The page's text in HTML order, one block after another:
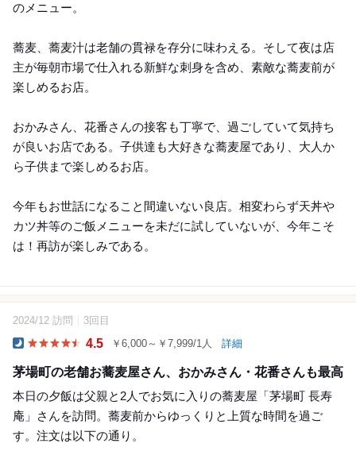
のメニュー。
蕎麦、蕎麦汁は老舗の貫禄を存分に味わえる。そして夜は店
主が毎朝市場で仕入れる新鮮な刺身を含め、素敵な蕎麦前が
楽しめるお店。
おかみさん、花番さんの接客も丁寧で、過ごしていて気持ち
が良いお店である。子供達も大好きな蕎麦屋であり、大人か
ら子供まで楽しめるお店。
今年もお世話になること間違いない良店。相変わらず天丼や
カツ丼等のご飯メニューを未だに試していないが、今年こそ
は！再訪が楽しみである。
12
2024/12 訪問 3回目
4.5 ￥6,000～￥7,999/1人 詳細
茅場町の老舗お蕎麦屋さん、おかみさん・花番さんも最高
本日の夕飯は父親と2人でお気に入りの蕎麦屋「茅場町 長寿
庵」さんを訪問。蕎麦前からゆっくりと上質な時間を過ご
す。注文は以下の通り。